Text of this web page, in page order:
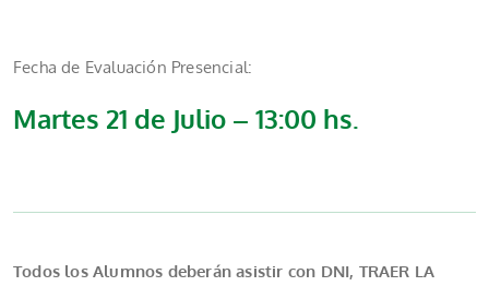
Fecha de Evaluación Presencial:
Martes 21 de Julio – 13:00 hs.
Todos los Alumnos deberán asistir con DNI, TRAER LA